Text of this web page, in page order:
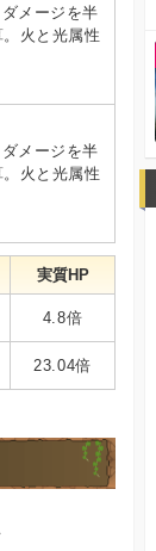
メージを半
火と光属性
メージを半
火と光属性
実質HP
4.8倍
23.04倍